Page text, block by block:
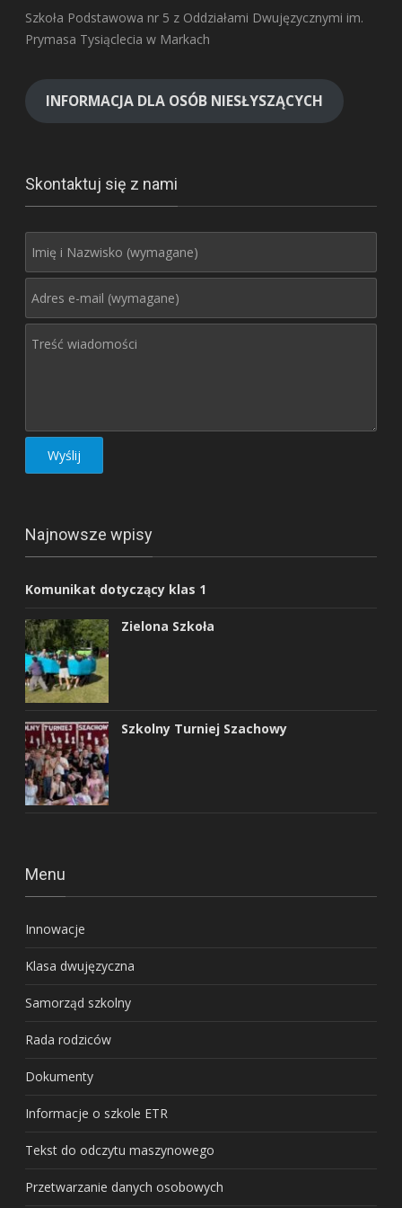
Szkoła Podstawowa nr 5 z Oddziałami Dwujęzycznymi im.
Prymasa Tysiąclecia w Markach
INFORMACJA DLA OSÓB NIESŁYSZĄCYCH
Skontaktuj się z nami
Najnowsze wpisy
Komunikat dotyczący klas 1
Zielona Szkoła
Szkolny Turniej Szachowy
Menu
Innowacje
Klasa dwujęzyczna
Samorząd szkolny
Rada rodziców
Dokumenty
Informacje o szkole ETR
Tekst do odczytu maszynowego
Przetwarzanie danych osobowych